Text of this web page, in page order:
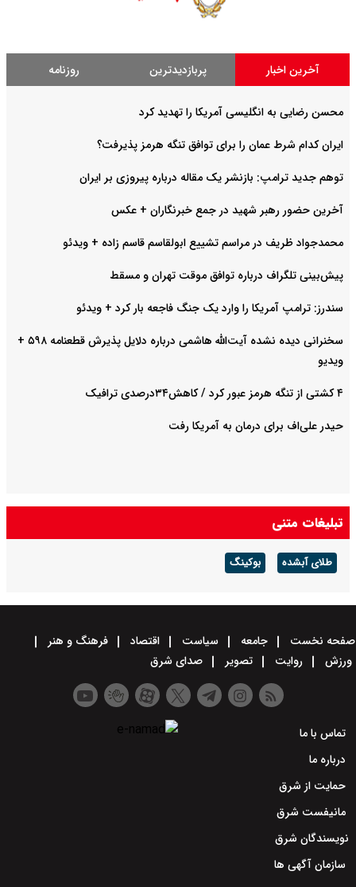
آخرین اخبار پربازدیدترین روزنامه
محسن رضایی به انگلیسی آمریکا را تهدید کرد
ایران کدام شرط عمان را برای توافق تنگه هرمز پذیرفت؟
توهم جدید ترامپ: بازنشر یک مقاله درباره پیروزی بر ایران
آخرین حضور رهبر شهید در جمع خبرنگاران + عکس
محمدجواد ظریف در مراسم تشییع ابولقاسم قاسم زاده + ویدئو
پیش‌بینی تلگراف درباره توافق موقت تهران و مسقط
سندرز: ترامپ آمریکا را وارد یک جنگ فاجعه بار کرد + ویدئو
سخنرانی دیده نشده آیت‌الله هاشمی درباره دلایل پذیرش قطعنامه ۵۹۸ +
ویدیو
۴ کشتی از تنگه هرمز عبور کرد / کاهش۳۴درصدی ترافیک
حیدر علی‌اف برای درمان به آمریکا رفت
تبلیغات متنی
طلای آبشده بوکینگ
صفحه نخست جامعه سیاست اقتصاد
فرهنگ و هنر
ورزش
روایت تصویر صدای شرق
تماس با ما
درباره ما
حمایت از شرق
مانیفست شرق
نویسندگان شرق
سازمان آگهی ها